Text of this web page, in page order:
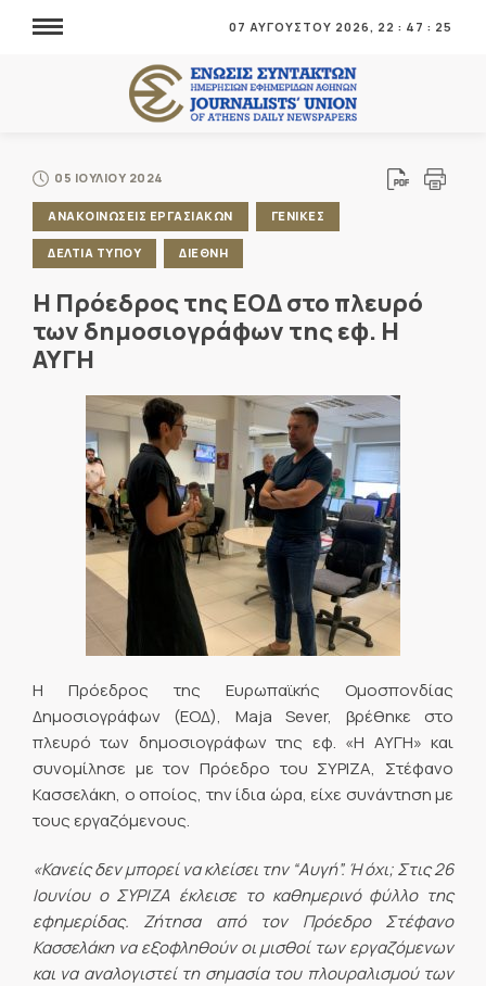
07 ΑΥΓΟΥΣΤΟΥ 2026, 22 : 47 : 25
05 ΙΟΥΛΙΟΥ 2024
ΑΝΑΚΟΙΝΩΣΕΙΣ ΕΡΓΑΣΙΑΚΩΝ ΓΕΝΙΚΕΣ
ΔΕΛΤΙΑ ΤΥΠΟΥ ΔΙΕΘΝΗ
Η Πρόεδρος της ΕΟΔ στο πλευρό
των δημοσιογράφων της εφ. Η
ΑΥΓΗ
Η Πρόεδρος της Ευρωπαϊκής Ομοσπονδίας
Δημοσιογράφων (ΕΟΔ), Maja Sever, βρέθηκε στο
πλευρό των δημοσιογράφων της εφ. «Η ΑΥΓΗ» και
συνομίλησε με τον Πρόεδρο του ΣΥΡΙΖΑ, Στέφανο
Κασσελάκη, ο οποίος, την ίδια ώρα, είχε συνάντηση με
τους εργαζόμενους.
«Κανείς δεν μπορεί να κλείσει την “Αυγή”. Ή όχι; Στις 26
Ιουνίου ο ΣΥΡΙΖΑ έκλεισε το καθημερινό φύλλο της
εφημερίδας. Ζήτησα από τον Πρόεδρο Στέφανο
Κασσελάκη να εξοφληθούν οι μισθοί των εργαζόμενων
και να αναλογιστεί τη σημασία του πλουραλισμού των